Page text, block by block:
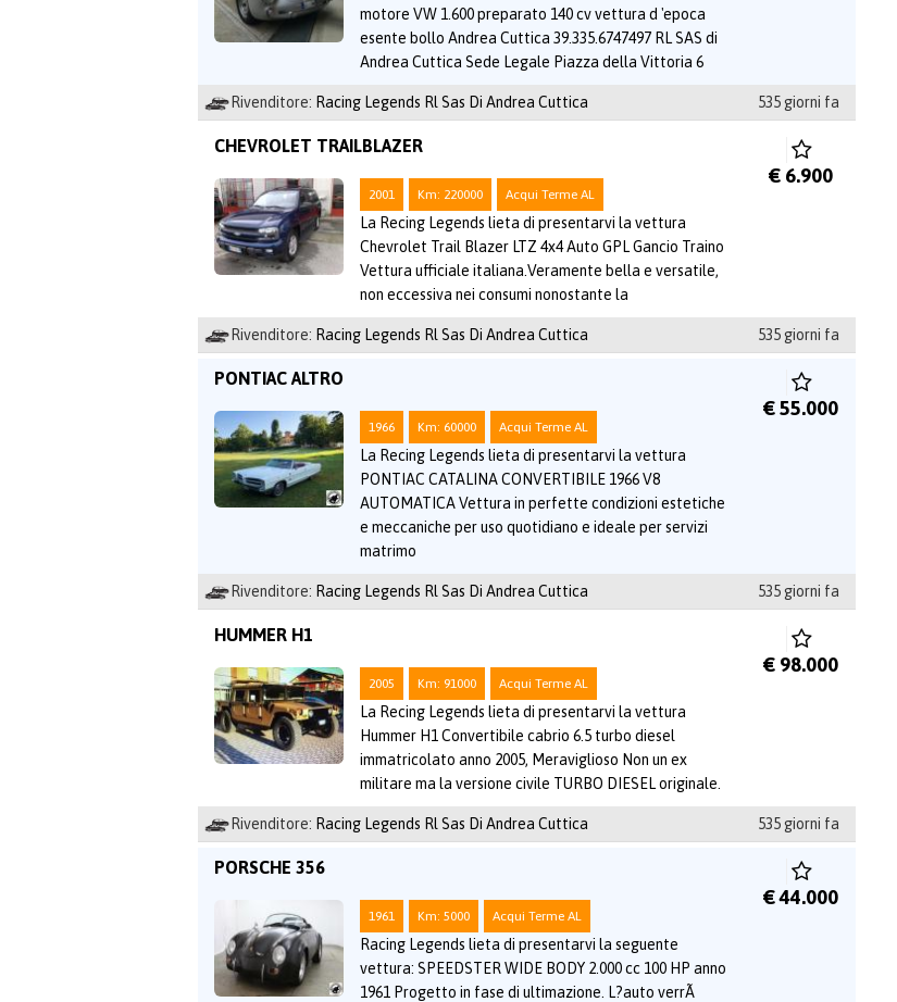
motore VW 1.600 preparato 140 cv vettura d 'epoca
esente bollo Andrea Cuttica 39.335.6747497 RL SAS di
Andrea Cuttica Sede Legale Piazza della Vittoria 6
Rivenditore: Racing Legends Rl Sas Di Andrea Cuttica 535 giorni fa
CHEVROLET TRAILBLAZER
2001 Km: 220000 Acqui Terme AL
La Recing Legends lieta di presentarvi la vettura
Chevrolet Trail Blazer LTZ 4x4 Auto GPL Gancio Traino
Vettura ufficiale italiana.Veramente bella e versatile,
non eccessiva nei consumi nonostante la
€ 6.900
Rivenditore: Racing Legends Rl Sas Di Andrea Cuttica 535 giorni fa
PONTIAC ALTRO
1966 Km: 60000 Acqui Terme AL
La Recing Legends lieta di presentarvi la vettura
PONTIAC CATALINA CONVERTIBILE 1966 V8
AUTOMATICA Vettura in perfette condizioni estetiche
e meccaniche per uso quotidiano e ideale per servizi
matrimo
€ 55.000
Rivenditore: Racing Legends Rl Sas Di Andrea Cuttica 535 giorni fa
HUMMER H1
2005 Km: 91000 Acqui Terme AL
La Recing Legends lieta di presentarvi la vettura
Hummer H1 Convertibile cabrio 6.5 turbo diesel
immatricolato anno 2005, Meraviglioso Non un ex
militare ma la versione civile TURBO DIESEL originale.
€ 98.000
Rivenditore: Racing Legends Rl Sas Di Andrea Cuttica 535 giorni fa
PORSCHE 356
1961 Km: 5000 Acqui Terme AL
Racing Legends lieta di presentarvi la seguente
vettura: SPEEDSTER WIDE BODY 2.000 cc 100 HP anno
1961 Progetto in fase di ultimazione. L?auto verrÃ
€ 44.000